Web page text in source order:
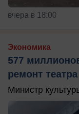
вчера в 18:00
Экономика
577
ремонт
Министр